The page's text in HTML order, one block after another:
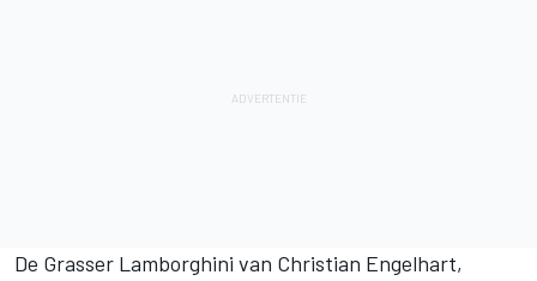
De Grasser Lamborghini van Christian Engelhart,